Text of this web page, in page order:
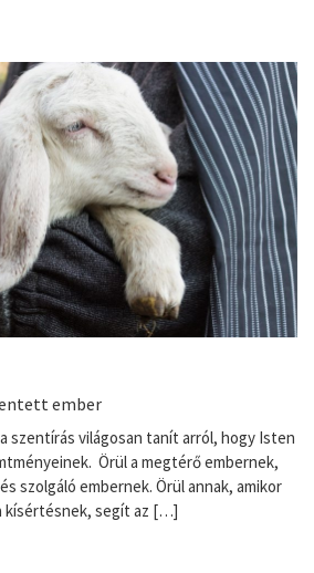
ember
szentírás világosan tanít arról, hogy Isten
Örül a megtérő embernek,
szolgáló embernek. Örül annak, amikor
kísértésnek, segít az […]